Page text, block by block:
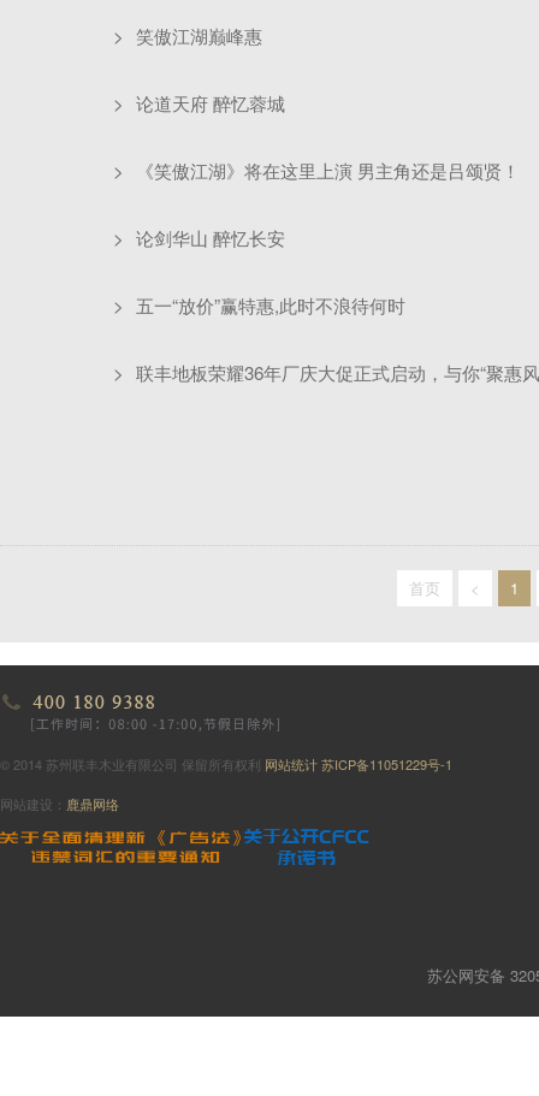
> 笑傲江湖巅峰惠
> 论道天府 醉忆蓉城
> 《笑傲江湖》将在这里上演 男主角还是吕颂贤！
> 论剑华山 醉忆长安
> 五一“放价”赢特惠,此时不浪待何时
> 联丰地板荣耀36年厂庆大促正式启动，与你“聚惠
首页 < 1
© 2014 苏州联丰木业有限公司 保留所有权利 网站统计苏ICP备11051229号-1
网站建设： 鹿鼎网络
苏公网安备